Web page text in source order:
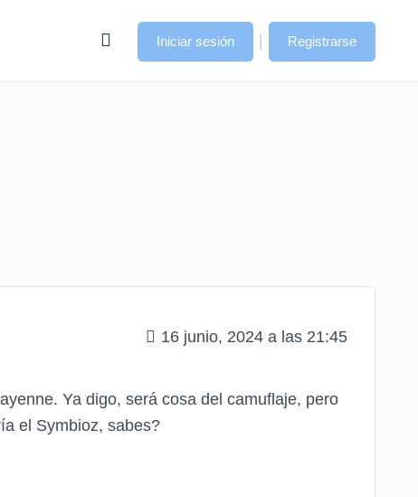
Iniciar sesión | Registrarse
16 junio, 2024 a las 21:45
Ya digo, será cosa del camuflaje, pero
el Symbioz, sabes?